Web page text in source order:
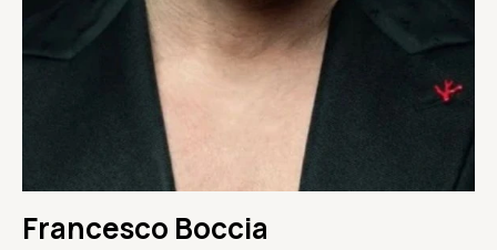
Francesco Boccia